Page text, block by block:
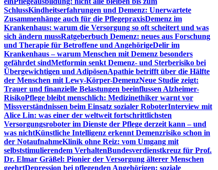
SchlussKindheitserfahrungen und Demenz: Unerwartete
Zusammenhänge auch für die PflegepraxisDemenz im
Krankenhaus: warum die Versorgung so oft scheitert und was
sich ändern mussRatgeberbuch Demenz: neues aus Forschung
und Therapie für Betroffene und AngehörigeDelir im
Krankenhaus – warum Menschen mit Demenz besonders
gefährdet sindMetformin senkt Demenz- und Sterberisiko bei
Übergewichtigen und AdipösenApathie betrifft über die Hälfte
der Menschen mit Lewy-Körper-DemenzNeue Studie zeigt:
Trauer und finanzielle Belastungen beeinflussen Alzheimer-
RisikoPflege bleibt menschlich: Medizinethiker warnt vor
Missverständnissen beim Einsatz sozialer RoboterInterview mit
Alice Lin: was einer der weltweit fortschrittlichsten
Versorgungsroboter im Dienste der Pflege derzeit kann – und
was nichtKünstliche Intelligenz erkennt Demenzrisiko schon in
der NotaufnahmeKlinik ohne Reiz: vom Umgang mit
selbststimulierendem VerhaltenBundesverdienstkreuz für Prof.
Dr. Elmar Gräßel: Pionier der Versorgung älterer Menschen
geehrtDepression bei pflegenden Angehörigen: soziale